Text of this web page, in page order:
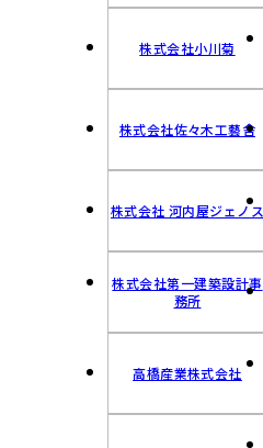
株式会社小川菊
株式会社佐々木工藝舎
株式会社 河内屋ジェノス
株式会社第一建築設計事
務所
高橋産業株式会社